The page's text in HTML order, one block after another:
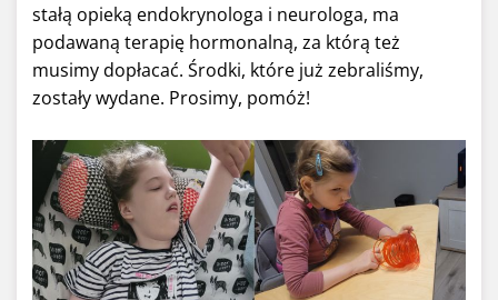
stałą opieką endokrynologa i neurologa, ma
podawaną terapię hormonalną, za którą też
musimy dopłacać. Środki, które już zebraliśmy,
zostały wydane. Prosimy, pomóż!